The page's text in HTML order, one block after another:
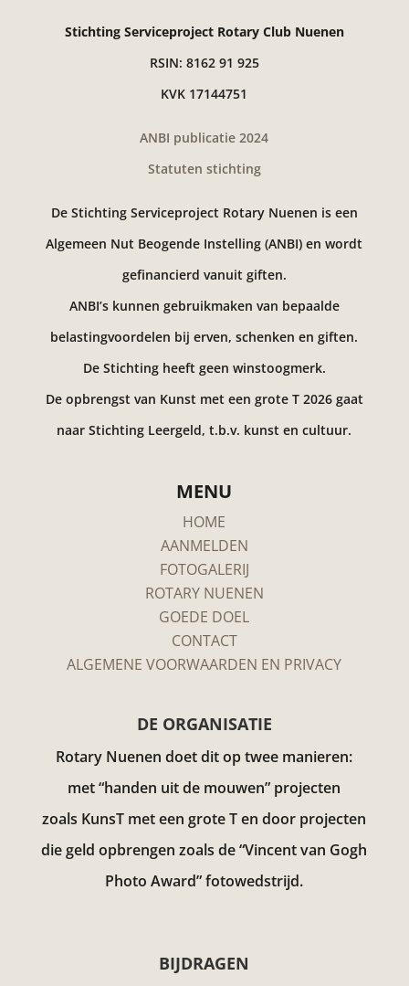
Stichting Serviceproject Rotary Club Nuenen
RSIN: 8162 91 925
KVK 17144751
ANBI publicatie 2024
Statuten stichting
De Stichting Serviceproject Rotary Nuenen is een
Algemeen Nut Beogende Instelling (ANBI) en wordt
gefinancierd vanuit giften.
ANBI’s kunnen gebruikmaken van bepaalde
belastingvoordelen bij erven, schenken en giften.
De Stichting heeft geen winstoogmerk.
De opbrengst van Kunst met een grote T 2026 gaat
naar Stichting Leergeld, t.b.v. kunst en cultuur.
MENU
HOME
AANMELDEN
FOTOGALERIJ
ROTARY NUENEN
GOEDE DOEL
CONTACT
ALGEMENE VOORWAARDEN EN PRIVACY
DE ORGANISATIE
Rotary Nuenen doet dit op twee manieren:
met “handen uit de mouwen” projecten
zoals KunsT met een grote T en door projecten
die geld opbrengen zoals de “Vincent van Gogh
Photo Award” fotowedstrijd.
BIJDRAGEN